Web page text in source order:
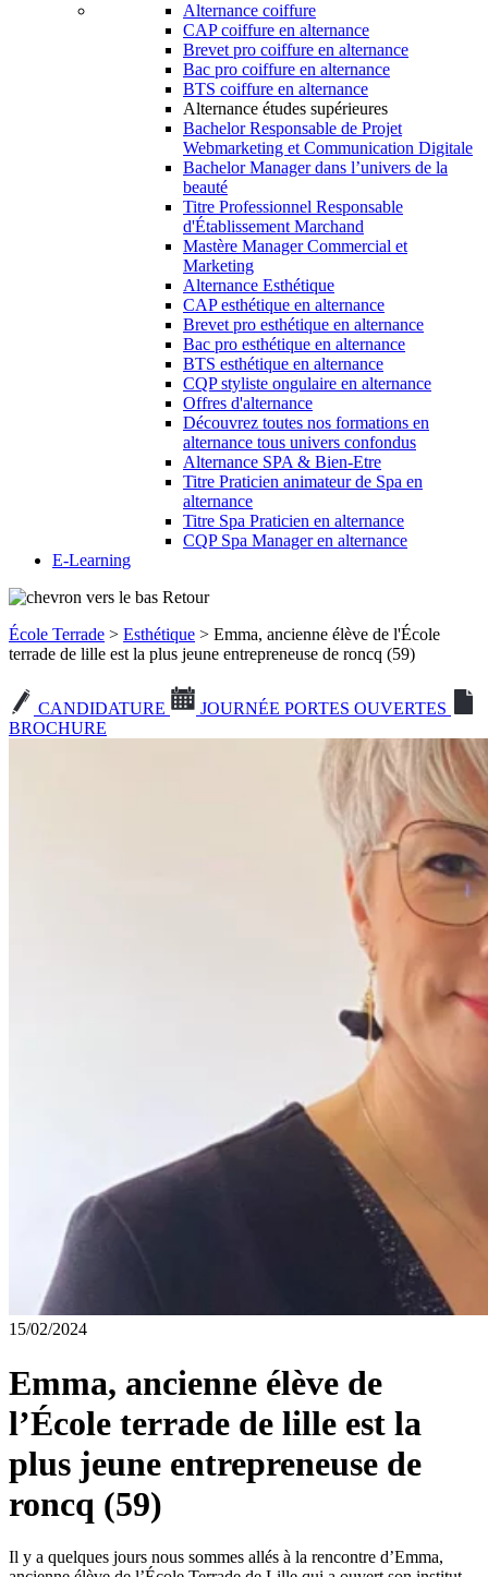
Alternance coiffure
CAP coiffure en alternance
Brevet pro coiffure en alternance
Bac pro coiffure en alternance
BTS coiffure en alternance
Alternance études supérieures
Bachelor Responsable de Projet
Webmarketing et Communication Digitale
Bachelor Manager dans l’univers de la
beauté
Titre Professionnel Responsable
d'Établissement Marchand
Mastère Manager Commercial et
Marketing
Alternance Esthétique
CAP esthétique en alternance
Brevet pro esthétique en alternance
Bac pro esthétique en alternance
BTS esthétique en alternance
CQP styliste ongulaire en alternance
Offres d'alternance
Découvrez toutes nos formations en
alternance tous univers confondus
Alternance SPA & Bien-Etre
Titre Praticien animateur de Spa en
alternance
Titre Spa Praticien en alternance
CQP Spa Manager en alternance
E-Learning
Retour
École Terrade > Esthétique > Emma, ancienne élève de l'École
terrade de lille est la plus jeune entrepreneuse de roncq (59)
CANDIDATURE
JOURNÉE PORTES OUVERTES
BROCHURE
15/02/2024
Emma, ancienne élève de
l’École terrade de lille est la
plus jeune entrepreneuse de
roncq (59)
Il y a quelques jours nous sommes allés à la rencontre d’Emma,